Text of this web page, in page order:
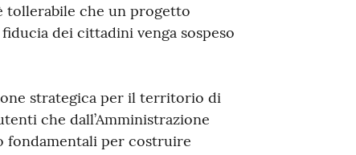
tollerabile che un progetto
dei cittadini venga sospeso
strategica per il territorio di
che dall’Amministrazione
fondamentali per costruire